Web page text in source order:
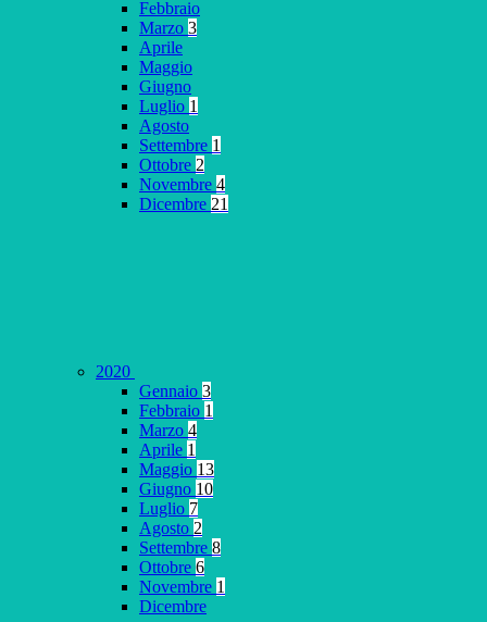
Febbraio
Marzo 3
Aprile
Maggio
Giugno
Luglio 1
Agosto
Settembre 1
Ottobre 2
Novembre 4
Dicembre 21
2020
Gennaio 3
Febbraio 1
Marzo 4
Aprile 1
Maggio 13
Giugno 10
Luglio 7
Agosto 2
Settembre 8
Ottobre 6
Novembre 1
Dicembre